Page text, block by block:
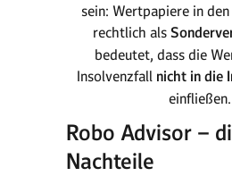
sein: Wertpapiere in
rechtlich als
bedeutet, dass die
Insolvenzfall nicht in die
einfließen.
Robo Advisor –
Nachteile